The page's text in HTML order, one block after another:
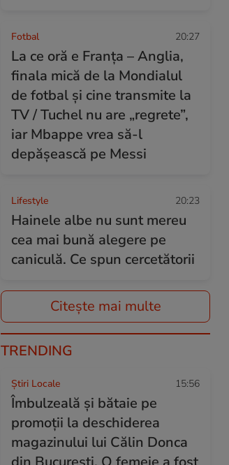
Fotbal 20:27
La ce oră e Franța – Anglia,
finala mică de la Mondialul
de fotbal și cine transmite la
TV / Tuchel nu are „regrete”,
iar Mbappe vrea să-l
depășească pe Messi
Lifestyle 20:23
Hainele albe nu sunt mereu
cea mai bună alegere pe
caniculă. Ce spun cercetătorii
Citește mai multe
TRENDING
Știri Locale 15:56
Îmbulzeală și bătaie pe
promoții la deschiderea
magazinului lui Călin Donca